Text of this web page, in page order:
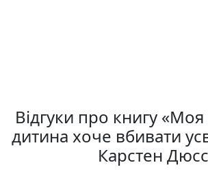
Відгуки про книгу
дитина хоче вбивати
Карстен Дюсс